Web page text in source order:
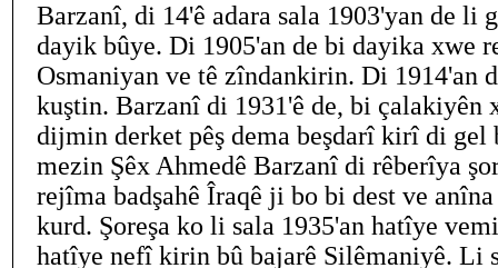
Barzanî, di 14'ê adara sala 1903'yan de li
dayik bûye. Di 1905'an de bi dayika xwe
Osmaniyan ve tê zîndankirin. Di 1914'an
kuştin. Barzanî di 1931'ê de, bi çalakiyên
dijmin derket pêş dema beşdarî kirî di gel
mezin Şêx Ahmedê Barzanî di rêberîya
rejîma badşahê Îraqê ji bo bi dest ve
kurd. Şoreşa ko li sala 1935'an hatîye
hatîye nefî kirin bû bajarê Silêmaniyê. Li